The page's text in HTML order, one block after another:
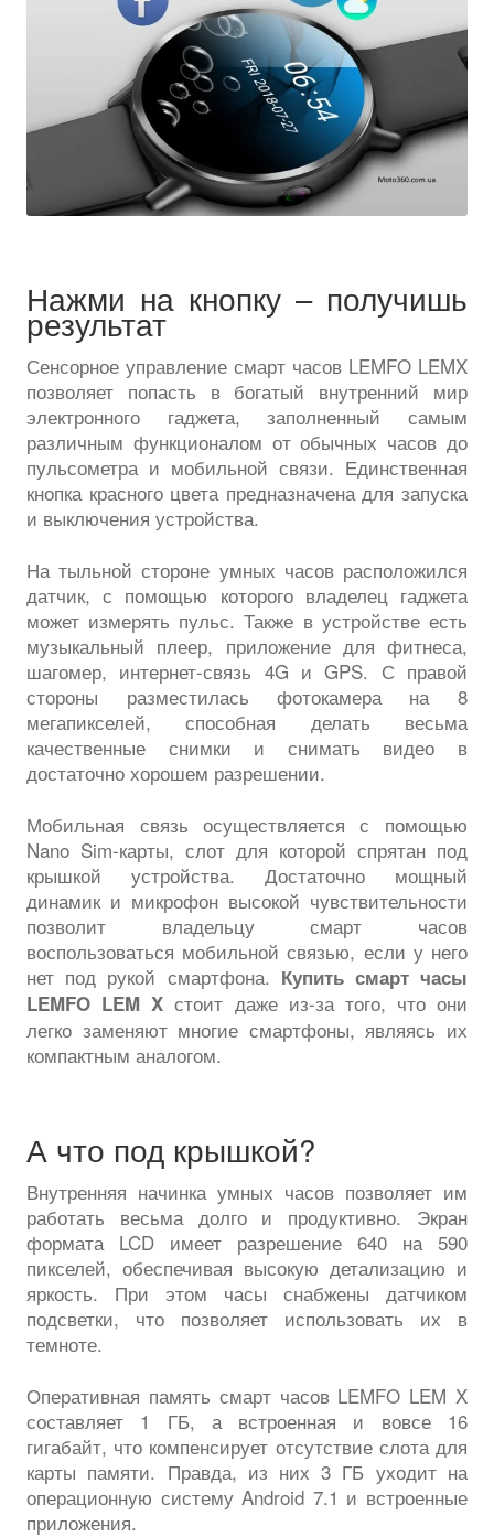
Нажми на кнопку – получишь
результат
Сенсорное управление смарт часов LEMFO LEMX
позволяет попасть в богатый внутренний мир
электронного гаджета, заполненный самым
различным функционалом от обычных часов до
пульсометра и мобильной связи. Единственная
кнопка красного цвета предназначена для запуска
и выключения устройства.
На тыльной стороне умных часов расположился
датчик, с помощью которого владелец гаджета
может измерять пульс. Также в устройстве есть
музыкальный плеер, приложение для фитнеса,
шагомер, интернет-связь 4G и GPS. С правой
стороны разместилась фотокамера на 8
мегапикселей, способная делать весьма
качественные снимки и снимать видео в
достаточно хорошем разрешении.
Мобильная связь осуществляется с помощью
Nano Sim-карты, слот для которой спрятан под
крышкой устройства. Достаточно мощный
динамик и микрофон высокой чувствительности
позволит владельцу смарт часов
воспользоваться мобильной связью, если у него
нет под рукой смартфона. Купить смарт часы
LEMFO LEM X стоит даже из-за того, что они
легко заменяют многие смартфоны, являясь их
компактным аналогом.
А что под крышкой?
Внутренняя начинка умных часов позволяет им
работать весьма долго и продуктивно. Экран
формата LCD имеет разрешение 640 на 590
пикселей, обеспечивая высокую детализацию и
яркость. При этом часы снабжены датчиком
подсветки, что позволяет использовать их в
темноте.
Оперативная память смарт часов LEMFO LEM X
составляет 1 ГБ, а встроенная и вовсе 16
гигабайт, что компенсирует отсутствие слота для
карты памяти. Правда, из них 3 ГБ уходит на
операционную систему Android 7.1 и встроенные
приложения.